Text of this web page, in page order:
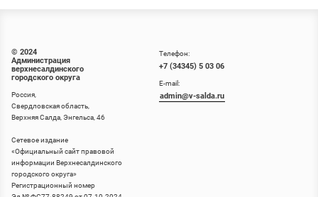
© 2024
Администрация
верхнесалдинского
городского округа
Россия,
Свердловская область,
Верхняя Салда, Энгельса, 46
Сетевое издание
«Официальный сайт правовой
информации Верхнесалдинского
городского округа»
Регистрационный номер
Телефон:
+7 (34345) 5 03 06
E-mail:
admin@v-salda.ru